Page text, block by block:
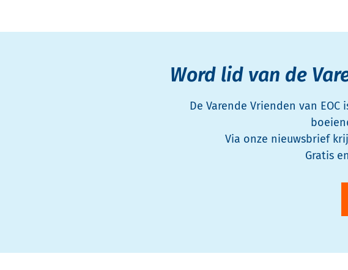
Word lid van de
De Varende Vrienden van
Via onze nieuwsbrief
Gratis